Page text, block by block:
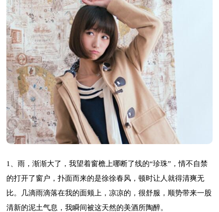
1、雨，渐渐大了，我望着窗檐上哪断了线的“珍珠”，情不自禁
的打开了窗户，扑面而来的是徐徐春风，顿时让人就得清爽无
比。几滴雨滴落在我的面颊上，凉凉的，很舒服，顺势带来一股
清新的泥土气息，我瞬间被这天然的美酒所陶醉。